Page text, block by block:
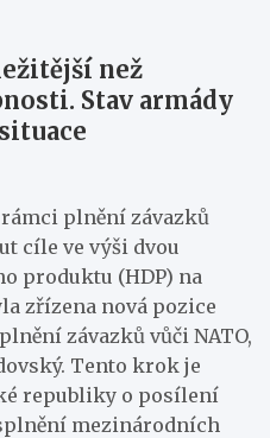
než
Stav armády
rámci plnění závazků
cíle ve výši dvou
produktu (HDP) na
zřízena nová pozice
závazků vůči NATO,
Tento krok je
republiky o posílení
mezinárodních